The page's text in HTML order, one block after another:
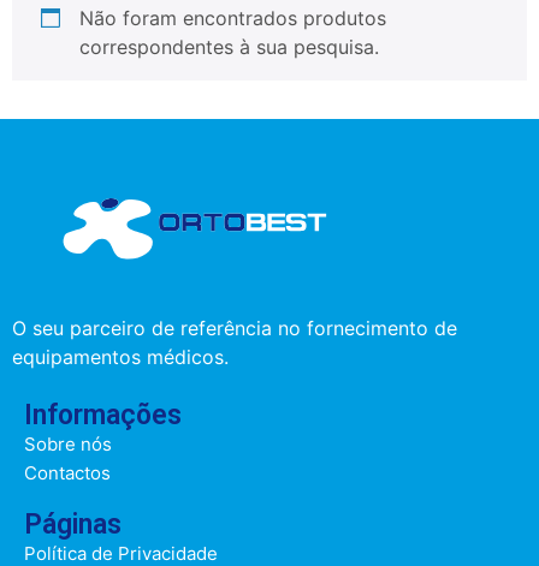
Não foram encontrados produtos
correspondentes à sua pesquisa.
O seu parceiro de referência no fornecimento de
equipamentos médicos.
Informações
Sobre nós
Contactos
Páginas
Política de Privacidade